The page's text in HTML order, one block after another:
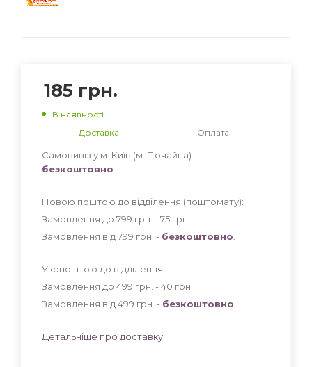
185 грн.
В наявності
Доставка
Оплата
Самовивіз у м. Київ (м. Почайна) -
безкоштовно
Новою поштою до відділення (поштомату):
Замовлення до 799 грн. - 75 грн
Замовлення від 799 грн. - безкоштовно
Укрпоштою до відділення:
Замовлення до 499 грн. - 40 грн
Замовлення від 499 грн. - безкоштовно
Детальніше про доставку